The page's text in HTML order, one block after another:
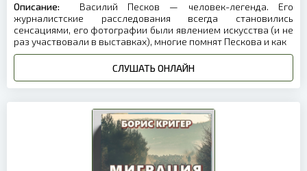
Описание:
Василий Песков — человек-легенда. Его
журналистские расследования всегда становились
сенсациями, его фотографии были явлением искусства (и не
раз участвовали в выставках), многие помнят Пескова и как
СЛУШАТЬ ОНЛАЙН